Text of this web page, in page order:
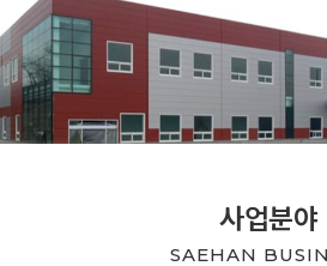
사업분야
SAEHAN